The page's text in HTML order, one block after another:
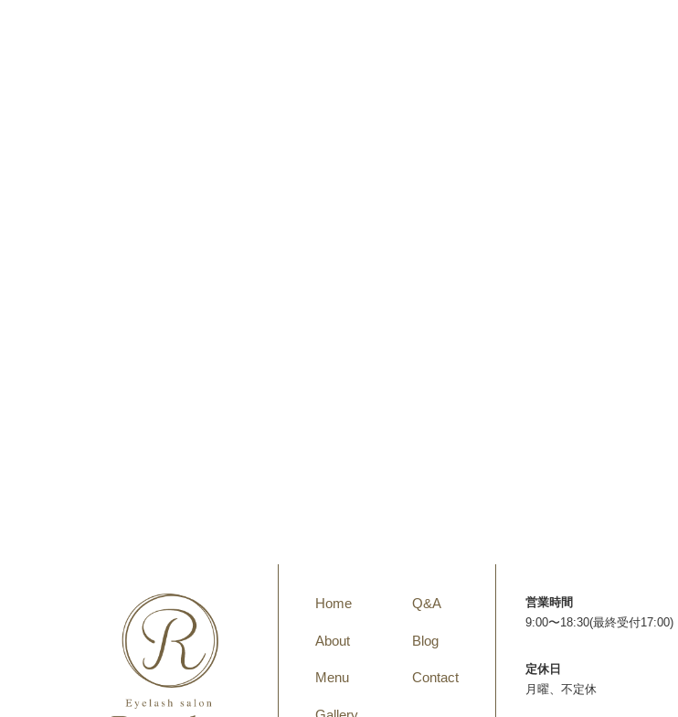
Home
About
Menu
Q&A
Blog
Contact
営業時間
9:00〜18:30(最終受付17:00)
定休日
月曜、不定休